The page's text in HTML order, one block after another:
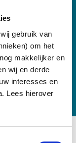
gebruik van
om het
makkelijker en
wij en derde
interesses en
Lees hierover